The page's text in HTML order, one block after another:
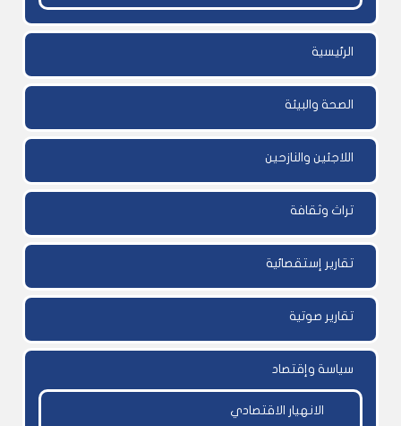
الرئيسية
الصحة والبيئة
اللاجئين والنازحين
تراث وثقافة
تقارير إستقصائية
تقارير صوتية
سياسة وإقتصاد
الانهيار الاقتصادي